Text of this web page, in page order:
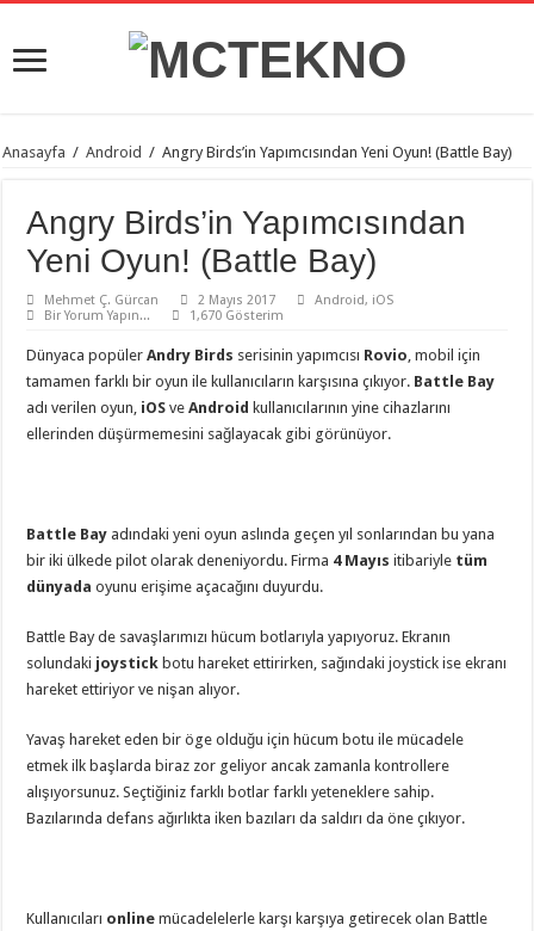
Anasayfa / Android / Angry Birds’in Yapımcısından Yeni Oyun! (Battle Bay)
Angry Birds’in Yapımcısından
Yeni Oyun! (Battle Bay)
Mehmet Ç. Gürcan 2 Mayıs 2017 Android, iOS
Bir Yorum Yapın...
1,670 Gösterim
Dünyaca popülerAndry Birds serisinin yapımcısı Rovio, mobil için
tamamen farklı bir oyun ile kullanıcıların karşısına çıkıyor. Battle Bay
adı verilen oyun, iOS ve Android kullanıcılarının yine cihazlarını
ellerinden düşürmemesini sağlayacak gibi görünüyor.
Battle Bay adındaki yeni oyun aslında geçen yıl sonlarından bu yana
bir iki ülkede pilot olarak deneniyordu. Firma 4 Mayıs itibariyle tüm
dünyada oyunu erişime açacağını duyurdu.
Battle Bay de savaşlarımızı hücum botlarıyla yapıyoruz. Ekranın
solundaki joystick botu hareket ettirirken, sağındaki joystick ise ekranı
hareket ettiriyor ve nişan alıyor.
Yavaş hareket eden bir öge olduğu için hücum botu ile mücadele
etmek ilk başlarda biraz zor geliyor ancak zamanla kontrollere
alışıyorsunuz. Seçtiğiniz farklı botlar farklı yeteneklere sahip.
Bazılarında defans ağırlıkta iken bazıları da saldırı da öne çıkıyor.
Kullanıcıları onlinemücadelelerle karşı karşıya getirecek olan Battle